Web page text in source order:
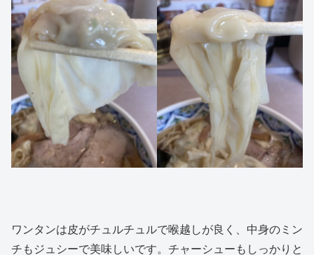
ワンタンは皮がチュルチュルで喉越しが良く、中身のミン
チもジュシーで美味しいです。チャーシューもしっかりと